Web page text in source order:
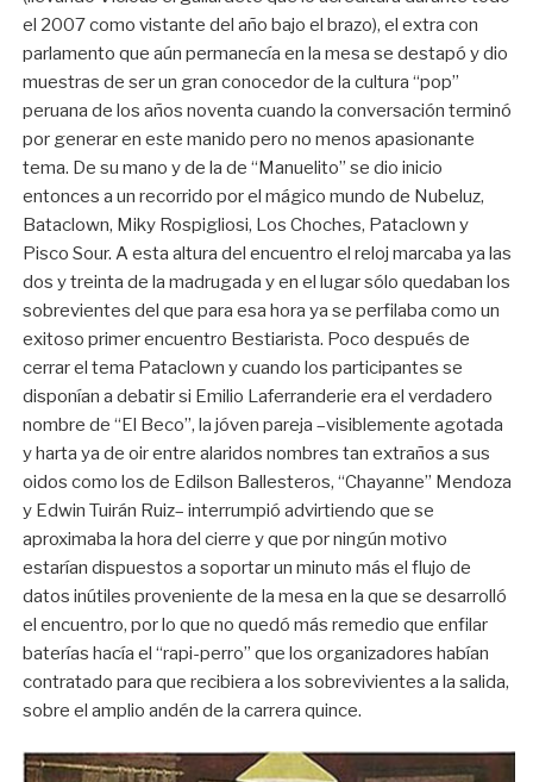
el 2007 como vistante del año bajo el brazo), el extra con
parlamento que aún permanecía en la mesa se destapó y dio
muestras de ser un gran conocedor de la cultura “pop”
peruana de los años noventa cuando la conversación terminó
por generar en este manido pero no menos apasionante
tema. De su mano y de la de “Manuelito” se dio inicio
entonces a un recorrido por el mágico mundo de Nubeluz,
Bataclown, Miky Rospigliosi, Los Choches, Pataclown y
Pisco Sour. A esta altura del encuentro el reloj marcaba ya las
dos y treinta de la madrugada y en el lugar sólo quedaban los
sobrevientes del que para esa hora ya se perfilaba como un
exitoso primer encuentro Bestiarista. Poco después de
cerrar el tema Pataclown y cuando los participantes se
disponían a debatir si Emilio Laferranderie era el verdadero
nombre de “El Beco”, la jóven pareja –visiblemente agotada
y harta ya de oir entre alaridos nombres tan extraños a sus
oidos como los de Edilson Ballesteros, “Chayanne” Mendoza
y Edwin Tuirán Ruiz– interrumpió advirtiendo que se
aproximaba la hora del cierre y que por ningún motivo
estarían dispuestos a soportar un minuto más el flujo de
datos inútiles proveniente de la mesa en la que se desarrolló
el encuentro, por lo que no quedó más remedio que enfilar
baterías hacía el “rapi-perro” que los organizadores habían
contratado para que recibiera a los sobrevivientes a la salida,
sobre el amplio andén de la carrera quince.